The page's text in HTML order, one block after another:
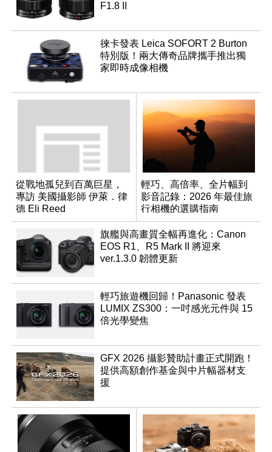
F1.8 II
徠卡發表 Leica SOFORT 2 Burton
特別版！兩大傳奇品牌攜手推出獨
家即時成像相機
從戰地孤兒到百萬巨星，
專訪 美國攝影師 伊萊．律
德 Eli Reed
輕巧、高倍率、全片幅到
影音記錄：2026 年最佳旅
行相機的選購指南
旗艦與高畫質全幅再進化：Canon
EOS R1、R5 Mark II 將迎來
ver.1.3.0 韌體更新
輕巧旅遊機回歸！Panasonic 發表
LUMIX ZS300：一吋感光元件與 15
倍光學變焦
GFX 2026 攝影贊助計畫正式開跑！
提供高額創作基金與中片幅器材支
援